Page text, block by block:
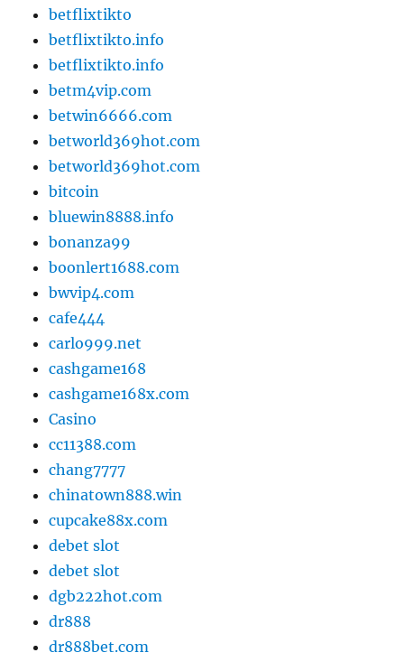
betflixtikto
betflixtikto.info
betflixtikto.info
betm4vip.com
betwin6666.com
betworld369hot.com
betworld369hot.com
bitcoin
bluewin8888.info
bonanza99
boonlert1688.com
bwvip4.com
cafe444
carlo999.net
cashgame168
cashgame168x.com
Casino
cc11388.com
chang7777
chinatown888.win
cupcake88x.com
debet slot
debet slot
dgb222hot.com
dr888
dr888bet.com